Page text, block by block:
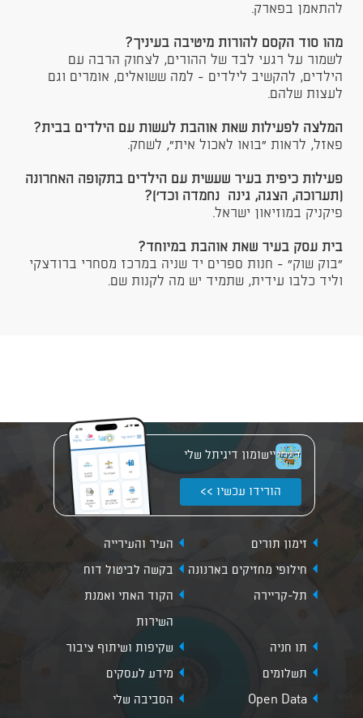
להתאמן בפארק.
מהו סוד הקסם להורות מיטיבה בעיניך?
לשמור על רגעי לבד של ההורים, לצחוק הרבה עם
הילדים, להקשיב לילדים - למה ששואלים, אומרים וגם
לעצות שלהם.
המלצה לפעילות שאת אוהבת לעשות עם הילדים בבית?
פאזל, לראות "בואו לאכול אית", לשחק.
פעילות כיפית בעיר שעשית עם הילדים בתקופה האחרונה
(תערוכה, הצגה, גינה נחמדה וכד')?
פיקניק במוזיאון ישראל.
בית עסק בעיר שאת אוהבת במיוחד?
"בוק שוק" - חנות ספרים יד שניה במרכז מסחרי ברודצקי
וליד כלבו עידית, שתמיד יש מה לקנות שם.
יישומון דיגיתל שלי
הורידו עכשיו >>
זימון תורים
העיר והעירייה
חילופי מחזיקים בארנונה
בקשה לביטול דוח
תל-קריירה
הקוד האתי ואמנת
השירות
תו חניה
שקיפות ושיתוף ציבור
תשלומים
מידע לעסקים
Open Data
הסביבה שלי